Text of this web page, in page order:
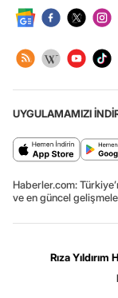
UYGULAMAMIZI
Haberler.com:
ve en güncel
Rıza